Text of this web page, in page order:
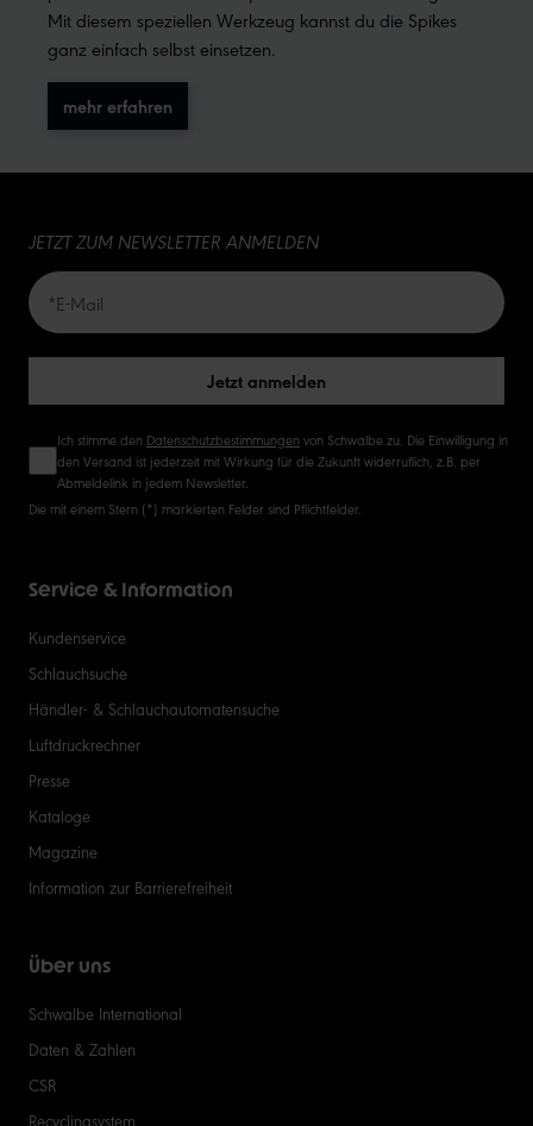
Mit diesem speziellen Werkzeug kannst du die Spikes
ganz einfach selbst einsetzen.
mehr erfahren
JETZT ZUM NEWSLETTER ANMELDEN
Jetzt anmelden
Ich stimme den Datenschutzbestimmungen von Schwalbe zu. Die Einwilligung in
den Versand ist jederzeit mit Wirkung für die Zukunft widerruflich, z.B. per
Abmeldelink in jedem Newsletter.
Die mit einem Stern (*) markierten Felder sind Pflichtfelder.
Service & Information
Kundenservice
Schlauchsuche
Händler- & Schlauchautomatensuche
Luftdruckrechner
Presse
Kataloge
Magazine
Information zur Barrierefreiheit
Über uns
Schwalbe International
Daten & Zahlen
CSR
Recyclingsystem